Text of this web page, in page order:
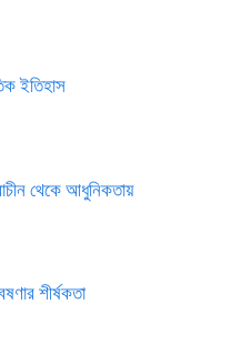
ইতিহাস
থেকে আধুনিকতায়
শীর্ষকতা